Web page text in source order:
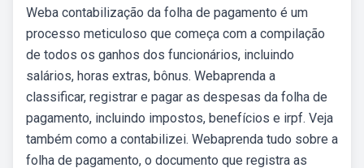
Weba contabilização da folha de pagamento é um
processo meticuloso que começa com a compilação
de todos os ganhos dos funcionários, incluindo
salários, horas extras, bônus. Webaprenda a
classificar, registrar e pagar as despesas da folha de
pagamento, incluindo impostos, benefícios e irpf. Veja
também como a contabilizei. Webaprenda tudo sobre a
folha de pagamento, o documento que registra as